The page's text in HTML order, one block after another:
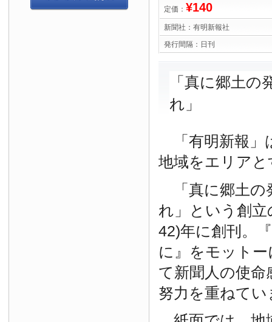
定価： ¥140
新聞社： 有明新報社
発行間隔： 日刊
「真に郷土の
れ」
「有明新報」
地域をエリア
「真に郷土の
れ」という創
42)年に創刊。
に』をモット
て新聞人の使命
努力を重ねてい